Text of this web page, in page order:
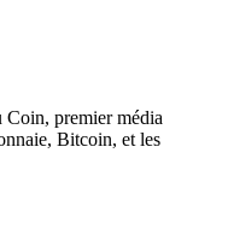
premier média
Bitcoin, et les